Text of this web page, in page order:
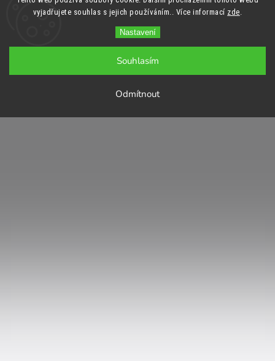
vyjadřujete souhlas s jejich používáním.. Více informací zde.
Nastavení
Odmítnout
Souhlasím